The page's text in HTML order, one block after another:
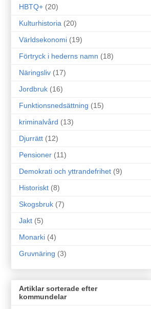
HBTQ+ (20)
Kulturhistoria (20)
Världsekonomi (19)
Förtryck i hederns namn (18)
Näringsliv (17)
Jordbruk (16)
Funktionsnedsättning (15)
kriminalvård (13)
Djurrätt (12)
Pensioner (11)
Demokrati och yttrandefrihet (9)
Historiskt (8)
Skogsbruk (7)
Jakt (5)
Monarki (4)
Gruvnäring (3)
Artiklar sorterade efter
kommundelar